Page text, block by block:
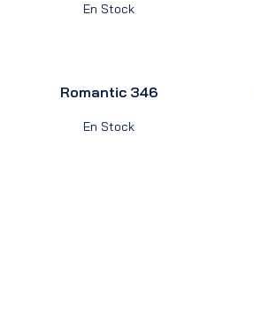
En Stock
Romantic 346
En Stock